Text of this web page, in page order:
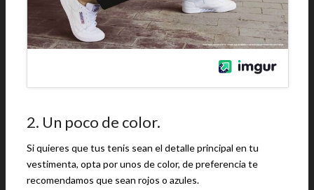
2. Un poco de color.
Si quieres que tus tenis sean el detalle principal en tu
vestimenta, opta por unos de color, de preferencia te
recomendamos que sean rojos o azules.